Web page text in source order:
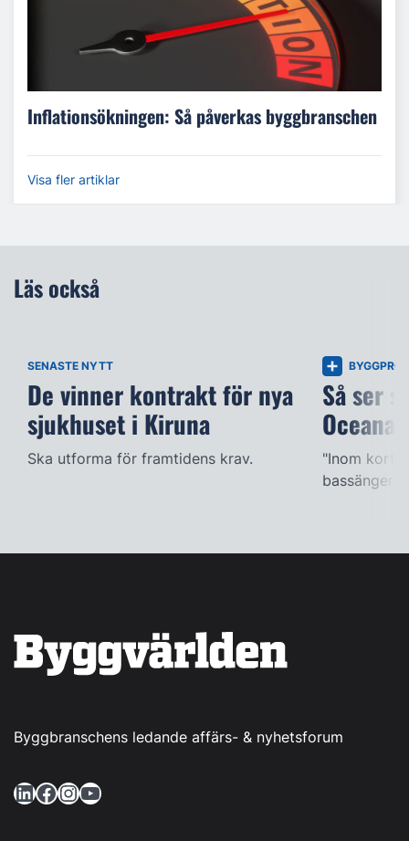
Inflationsökningen: Så påverkas byggbranschen
Visa fler artiklar
Läs också
SENASTE NYTT
De vinner kontrakt för nya
sjukhuset i Kiruna
Ska utforma för framtidens krav.
Så ser
Oceana
"Inom kort
Byggbranschens ledande affärs- & nyhetsforum
LinkedIn Facebook InstagramYouTube